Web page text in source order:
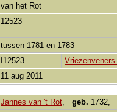
van het Rot
12523
tussen 1781 en 1783
I12523
11 aug 2011
Jannes van 't Rot, geb. 1732,